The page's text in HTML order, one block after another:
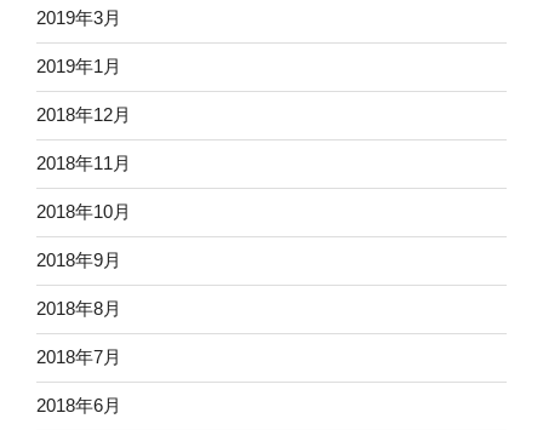
2019年3月
2019年1月
2018年12月
2018年11月
2018年10月
2018年9月
2018年8月
2018年7月
2018年6月